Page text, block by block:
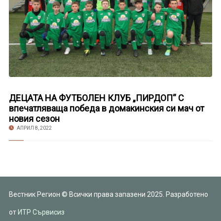
ДЕЦАТА НА ФУТБОЛЕН КЛУБ „ПИРДОП“ С
впечатляваща победа в домакинския си мач от
новия сезон
АПРИЛ 8, 2022
Вестник Регион © Всички права запазени 2025. Разработено
от ИТР Сървисиз